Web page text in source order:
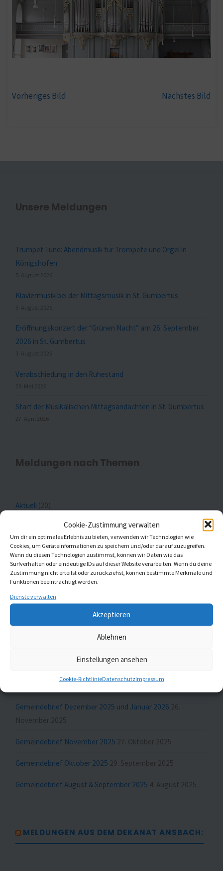
Cookie-Zustimmung verwalten
Um dir ein optimales Erlebnis zu bieten, verwenden wir Technologien wie
Cookies, um Geräteinformationen zu speichern und/oder darauf zuzugreifen.
Wenn du diesen Technologien zustimmst, können wir Daten wie das
Surfverhalten oder eindeutige IDs auf dieser Website verarbeiten. Wenn du deine
Zustimmung nicht erteilst oder zurückziehst, können bestimmte Merkmale und
Funktionen beeinträchtigt werden.
Dienste verwalten
Akzeptieren
Ablehnen
Einstellungen ansehen
Cookie-RichtlinieDatenschutzImpressum
Vorheriges Bild Nächstes Bild
Unsere Meldungen
Trumpet Tune: Abendmusik für Trompete und Orgel in
Königshofen
5. August 2026
Klaviermusik bei der Mittagsmusik in St. Gumbertus
3. August 2026
Eröffnungskonzert der “Grünen Nacht” am 26. September
2026 in St. Gumbertus
3. August 2026
Verabschiedung in den Ruhestand
29. Mai 2026
Start der Musikalischen Mittagsandachten in St. Gumbertus
27. April 2026
Meldungen nach Themen
Aktuell (20)
(1)
Kaleidoskop Kirchenmusik(1)
Kinder- und Jugendchöre(5)
MELDUNGEN AUS ST. JOHANNIS UND ST.
Gemeindebrief Februar und März 202623. Januar 2026
Gemeindebrief Dezember 2025 und Januar 2026 26.
November 2025
Gemeindebrief November 2025 27. Oktober 2025
Gemeindebrief Oktober 2025 29. September 2025
Gemeindebrief August & September 2025 4. August 2025
MELDUNGEN AUS DEM DEKANAT ANSBACH: